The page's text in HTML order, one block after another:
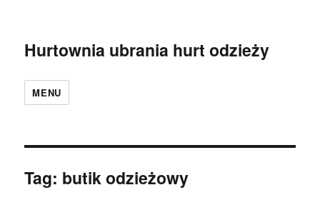
Hurtownia ubrania hurt odzieży
MENU
Tag: butik odzieżowy